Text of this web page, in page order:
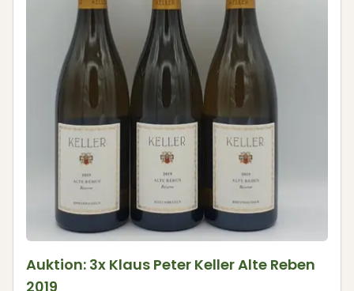
Auktion: 3x Klaus Peter Keller Alte Reben
2019